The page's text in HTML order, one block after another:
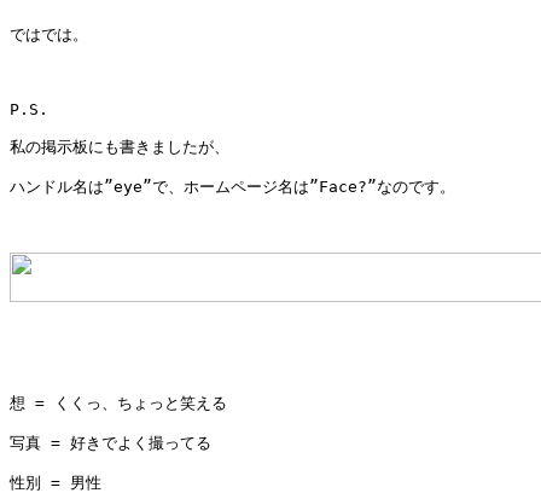
ではでは。
P.S.
私の掲示板にも書きましたが、
ハンドル名は”eye”で、ホームページ名は”Face?”なのです。
想 = くくっ、ちょっと笑える
写真 = 好きでよく撮ってる
性別 = 男性